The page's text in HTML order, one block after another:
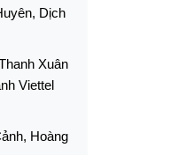
Dịch
Xuân
Viettel
Hoàng